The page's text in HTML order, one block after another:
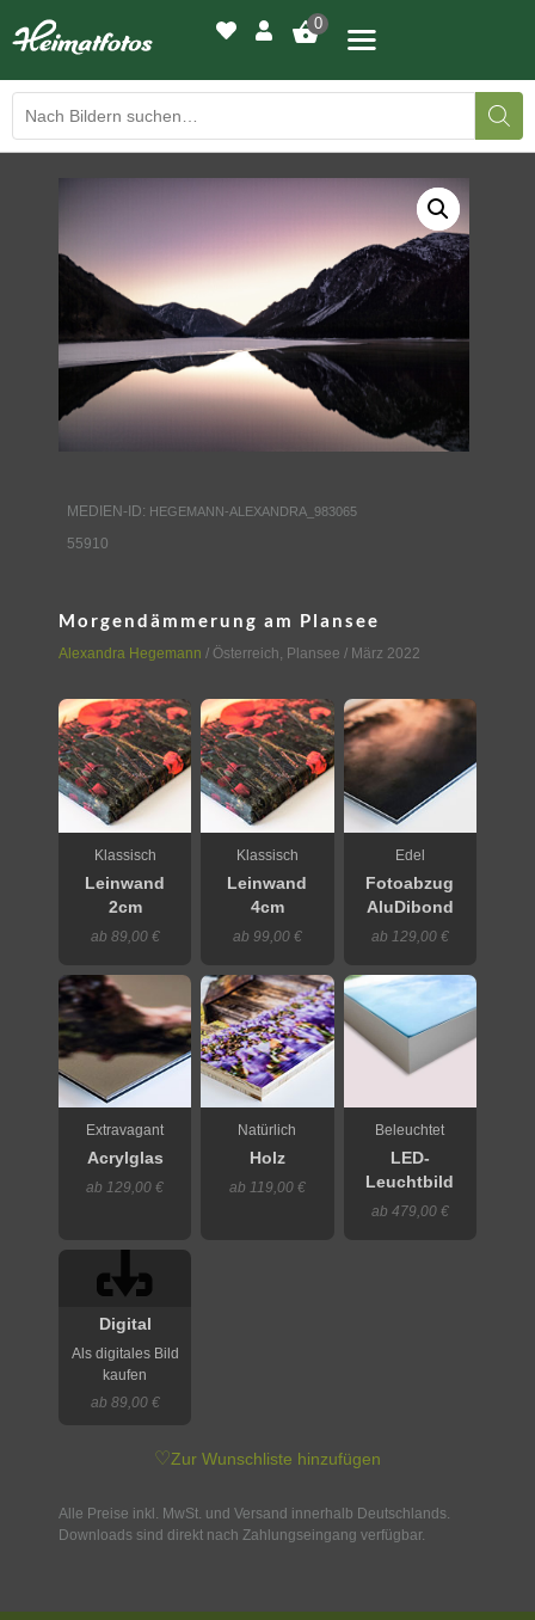
0
BILDERGALERIE
DRUCKQUALITÄTEN
LED-LEUCHTBILDER
WIR DRUCKEN IHR BILD
AUSSTELLUNGEN
KONTAKT
MEDIEN-ID: HEGEMANN-ALEXANDRA_983065
55910
Morgendämmerung am Plansee
Alexandra Hegemann / Österreich, Plansee / März 2022
Klassisch
Leinwand
2cm
ab 89,00 €
Klassisch
Leinwand
4cm
ab 99,00 €
Edel
Fotoabzug
AluDibond
ab 129,00 €
Extravagant
Acrylglas
ab 129,00 €
Natürlich
Holz
ab 119,00 €
Beleuchtet
LED-
Leuchtbild
ab 479,00 €
Digital
Als digitales Bild
kaufen
ab 89,00 €
♡Zur Wunschliste hinzufügen
Alle Preise inkl. MwSt. und Versand innerhalb Deutschlands.
Downloads sind direkt nach Zahlungseingang verfügbar.